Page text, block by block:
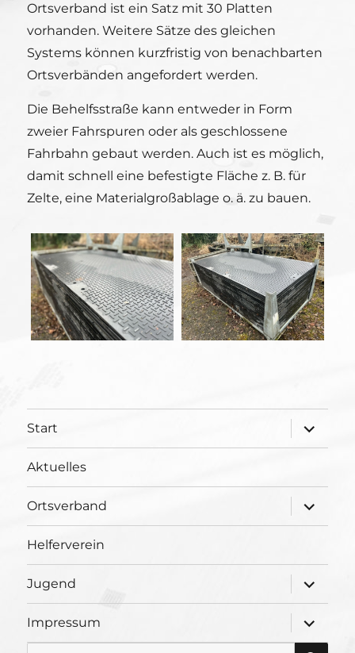
Ortsverband ist ein Satz mit 30 Platten
vorhanden. Weitere Sätze des gleichen
Systems können kurzfristig von benachbarten
Ortsverbänden angefordert werden.
Die Behelfsstraße kann entweder in Form
zweier Fahrspuren oder als geschlossene
Fahrbahn gebaut werden. Auch ist es möglich,
damit schnell eine befestigte Fläche z. B. für
Zelte, eine Materialgroßablage o. ä. zu bauen.
Start
öffnen
Aktuelles
Ortsverband
öffnen
Helferverein
Jugend
öffnen
Impressum
öffnen